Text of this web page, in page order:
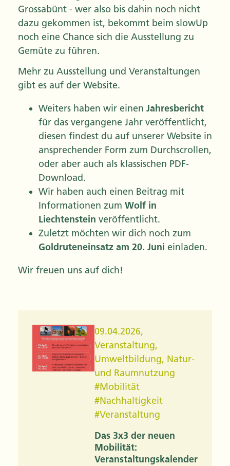
Grossabünt - wer also bis dahin noch nicht
dazu gekommen ist, bekommt beim slowUp
noch eine Chance sich die Ausstellung zu
Gemüte zu führen.
Mehr zu Ausstellung und Veranstaltungen
gibt es auf der Website.
Weiters haben wir einen Jahresbericht
für das vergangene Jahr veröffentlicht,
diesen findest du auf unserer Website in
ansprechender Form zum Durchscrollen,
oder aber auch als klassischen PDF-
Download.
Wir haben auch einen Beitrag mit
Informationen zum Wolf in
Liechtenstein veröffentlicht.
Zuletzt möchten wir dich noch zum
Goldruteneinsatz am 20. Juni einladen.
Wir freuen uns auf dich!
09.04.2026,
Veranstaltung,
Umweltbildung, Natur-
und Raumnutzung
#Mobilität
#Nachhaltigkeit
#Veranstaltung
Das 3x3 der neuen
Mobilität:
Veranstaltungskalender